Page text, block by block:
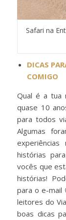
Safari na
DICAS
COMIGO
Qual é a tua
quase 10
para todos
Algumas
histórias
vocês que
histórias!
para o e-mail
leitores do
boas dicas